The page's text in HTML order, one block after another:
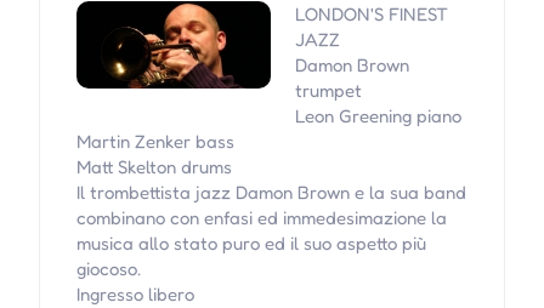
LONDON'S FINEST
JAZZ
Damon Brown
trumpet
Leon Greening piano
Martin Zenker bass
Matt Skelton drums
Il trombettista jazz Damon Brown e la sua band
combinano con enfasi ed immedesimazione la
musica allo stato puro ed il suo aspetto più
giocoso.
Ingresso libero